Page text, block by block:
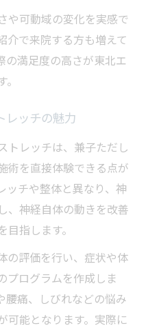
する評判と悪評の真
ッチの施術が可能な
トレッチを受ける方
トレッチを体験する
神経系ストレッチの
や可動域の変化を実感で
介で来院する方も増えて
の満足度の高さが東北エ
レッチの魅力
トレッチは、兼子ただし
術を直接体験できる点が
ッチや整体と異なり、神
、神経自体の動きを改善
指します。
の評価を行い、症状や体
プログラムを作成しま
腰痛、しびれなどの悩み
可能となります。実際に